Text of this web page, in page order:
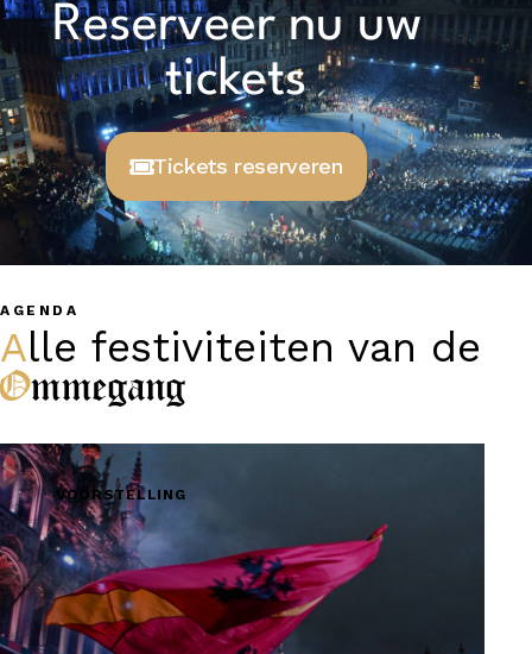
Reserveer nu uw
tickets
Tickets reserveren
AGENDA
Alle festiviteiten van de
Ommegang
VOORSTELLING